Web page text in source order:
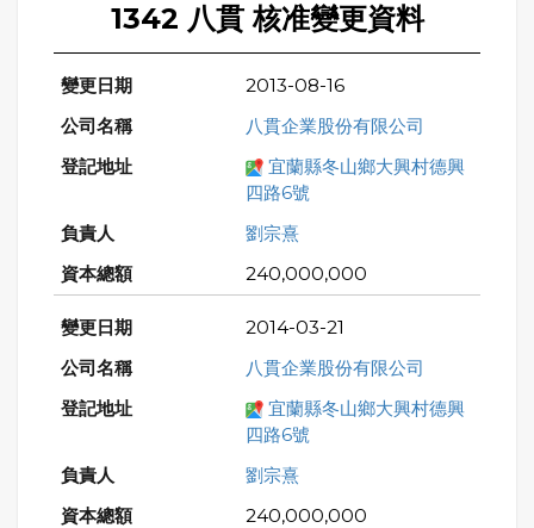
1342 八貫 核准變更資料
2013-08-16
八貫企業股份有限公司
宜蘭縣冬山鄉大興村德興
四路6號
劉宗熹
240,000,000
2014-03-21
八貫企業股份有限公司
宜蘭縣冬山鄉大興村德興
四路6號
劉宗熹
240,000,000